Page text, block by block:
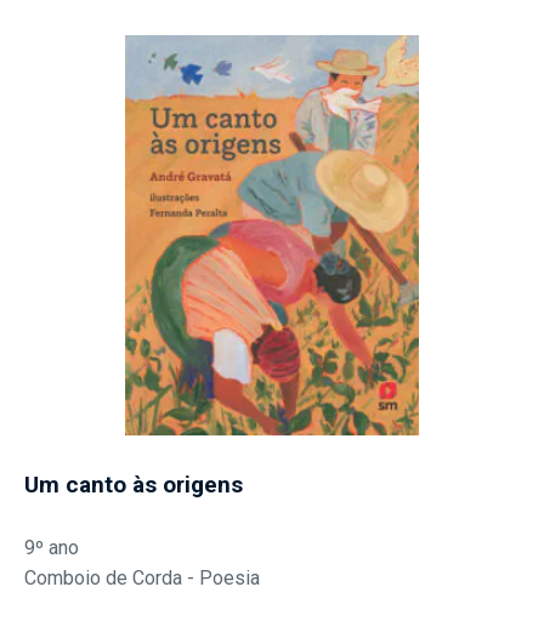
Um canto às origens
9º ano
Comboio de Corda - Poesia